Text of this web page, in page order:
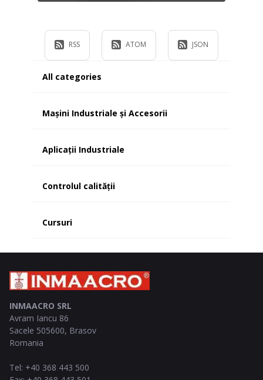
All categories
Mașini Industriale și Accesorii
Aplicații Industriale
Controlul calității
Cursuri
RSS ATOM JSON
INMAACRO SRL
Avram Iancu 86
Sacele 505600, Brasov
Romania
Tel: +40 368 443 500